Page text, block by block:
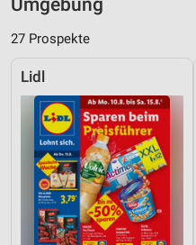
Umgebung
27 Prospekte
Lidl